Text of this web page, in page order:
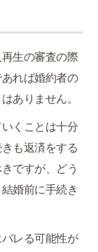
生の審査の際
れば婚約者の
ありません。
くことは十分
も返済をする
ですが、どう
婚前に手続き
レる可能性が